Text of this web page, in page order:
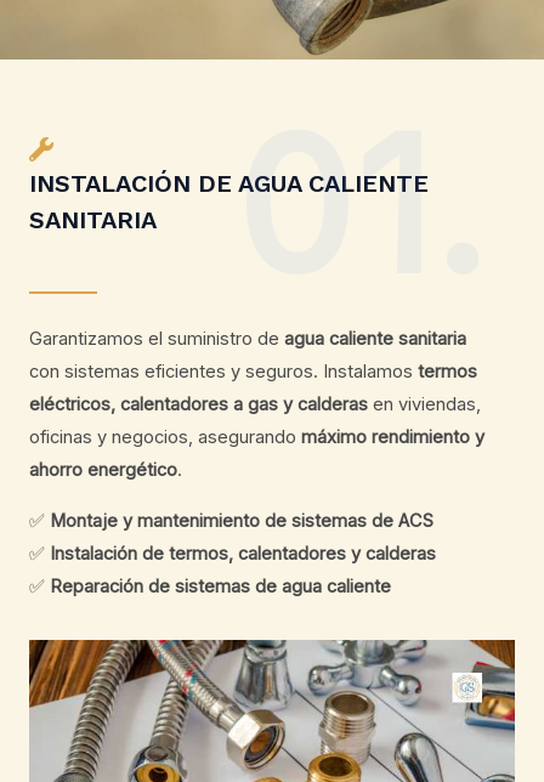
INSTALACIÓN DE AGUA CALIENTE
SANITARIA
01.
Garantizamos el suministro de agua caliente sanitaria
con sistemas eficientes y seguros. Instalamos termos
eléctricos, calentadores a gas y calderas en viviendas,
oficinas y negocios, asegurando máximo rendimiento y
ahorro energético.
✅ Montaje y mantenimiento de sistemas de ACS
✅ Instalación de termos, calentadores y calderas
✅ Reparación de sistemas de agua caliente